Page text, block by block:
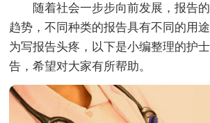
随着社会一步步向前发展，报告的
趋势，不同种类的报告具有不同的用
为写报告头疼，以下是小编整理的护
告，希望对大家有所帮助。